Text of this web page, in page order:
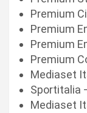
Premium
Premium
Premium
Premium
Mediaset
Sportitalia
Mediaset